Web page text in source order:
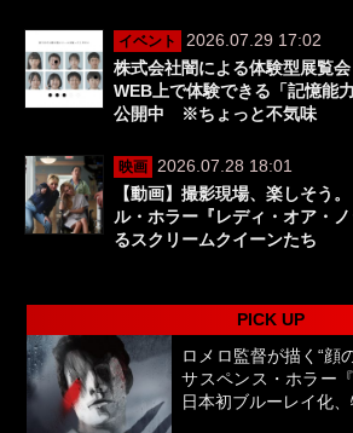
イベント
2026.07.29 17:02
株式会社闇による体験型展覧会
WEB上で体験できる「記憶能
公開中 ※ちょっと不気味
映画
2026.07.28 18:01
【動画】撮影現場、楽しそう
ル・ホラー『レディ・オア・
るスクリームクイーンたち
PICK UP
ロメロ監督が描く“顔
サスペンス・ホラー
日本初ブルーレイ化